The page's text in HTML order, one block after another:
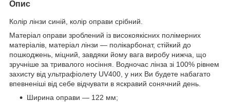
Опис
Колір лінзи синій, колір оправи срібний.
Матеріал оправи зроблений із високоякісних полімерних
матеріалів, матеріал лінзи — полікарбонат, стійкий до
пошкоджень, міцний, завдяки йому вага виробу нижча, що
зручніше за тривалого носіння. Водночас лінза зі 100% рівнем
захисту від ультрафіолету UV400, у них Ви будете набагато
впевненіші від себе відчувати в яскравий сонячний день.
Ширина оправи — 122 мм;